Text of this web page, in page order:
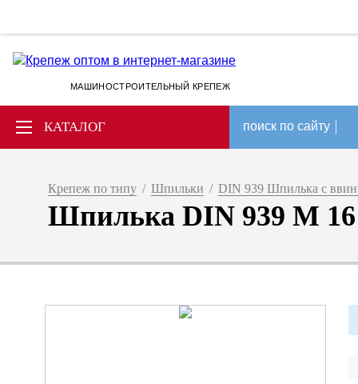
МАШИНОСТРОИТЕЛЬНЫЙ КРЕПЕЖ
КАТАЛОГ поиск по сайту
Крепеж по типу / Шпильки / DIN 939 Шпилька с
Шпилька DIN 939 M